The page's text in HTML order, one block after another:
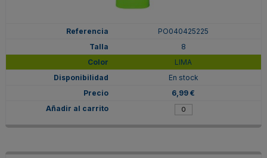
PO040425225
8
LIMA
En stock
6,99 €